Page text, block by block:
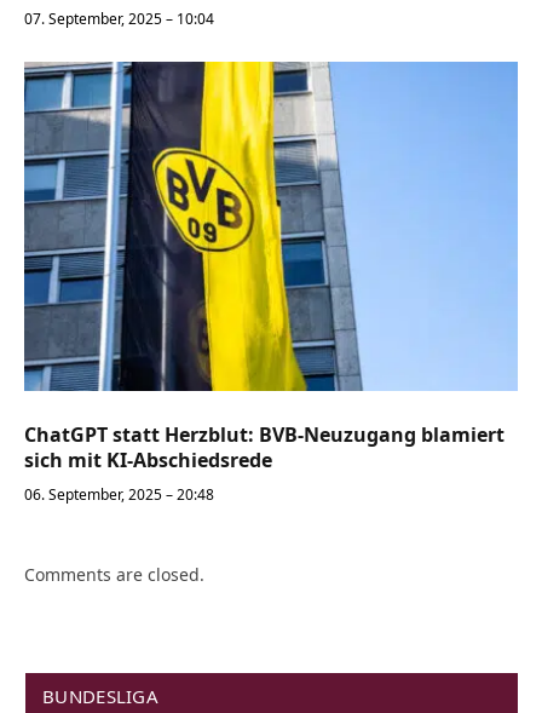
07. September, 2025 – 10:04
ChatGPT statt Herzblut: BVB-Neuzugang blamiert
sich mit KI-Abschiedsrede
06. September, 2025 – 20:48
Comments are closed.
BUNDESLIGA